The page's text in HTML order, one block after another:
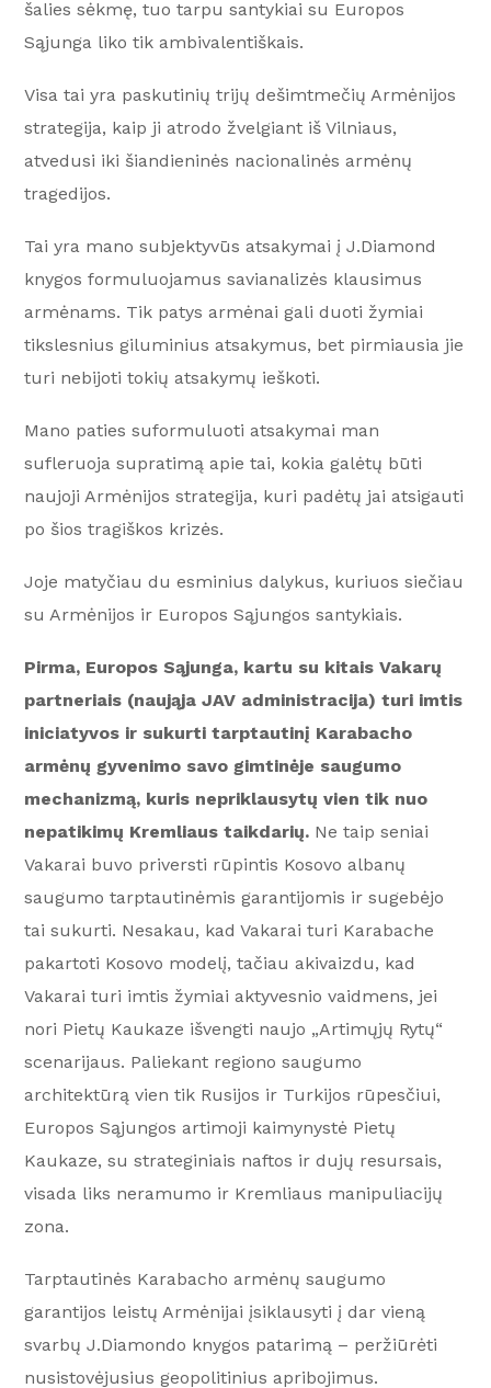
šalies sėkmę, tuo tarpu santykiai su Europos
Sąjunga liko tik ambivalentiškais.
Visa tai yra paskutinių trijų dešimtmečių Armėnijos
strategija, kaip ji atrodo žvelgiant iš Vilniaus,
atvedusi iki šiandieninės nacionalinės armėnų
tragedijos.
Tai yra mano subjektyvūs atsakymai į J.Diamond
knygos formuluojamus savianalizės klausimus
armėnams. Tik patys armėnai gali duoti žymiai
tikslesnius giluminius atsakymus, bet pirmiausia jie
turi nebijoti tokių atsakymų ieškoti.
Mano paties suformuluoti atsakymai man
sufleruoja supratimą apie tai, kokia galėtų būti
naujoji Armėnijos strategija, kuri padėtų jai atsigauti
po šios tragiškos krizės.
Joje matyčiau du esminius dalykus, kuriuos siečiau
su Armėnijos ir Europos Sąjungos santykiais.
Pirma, Europos Sąjunga, kartu su kitais Vakarų
partneriais (naująja JAV administracija) turi imtis
iniciatyvos ir sukurti tarptautinį Karabacho
armėnų gyvenimo savo gimtinėje saugumo
mechanizmą, kuris nepriklausytų vien tik nuo
nepatikimų Kremliaus taikdarių. Ne taip seniai
Vakarai buvo priversti rūpintis Kosovo albanų
saugumo tarptautinėmis garantijomis ir sugebėjo
tai sukurti. Nesakau, kad Vakarai turi Karabache
pakartoti Kosovo modelį, tačiau akivaizdu, kad
Vakarai turi imtis žymiai aktyvesnio vaidmens, jei
nori Pietų Kaukaze išvengti naujo „Artimųjų Rytų“
scenarijaus. Paliekant regiono saugumo
architektūrą vien tik Rusijos ir Turkijos rūpesčiui,
Europos Sąjungos artimoji kaimynystė Pietų
Kaukaze, su strateginiais naftos ir dujų resursais,
visada liks neramumo ir Kremliaus manipuliacijų
zona.
Tarptautinės Karabacho armėnų saugumo
garantijos leistų Armėnijai įsiklausyti į dar vieną
svarbų J.Diamondo knygos patarimą – peržiūrėti
nusistovėjusius geopolitinius apribojimus.